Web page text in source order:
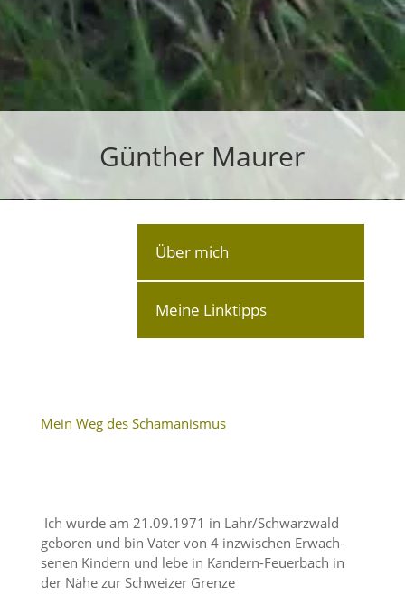
Günther Maurer
Über mich
Meine Linktipps
Mein Weg des Schamanismus
Ich wurde am 21.09.1971 in Lahr/Schwarzwald
geboren und bin Vater von 4 inzwi­schen Erwach­
senen Kindern und lebe in Kandern-Feuer­bach in
der Nähe zur Schweizer Grenze